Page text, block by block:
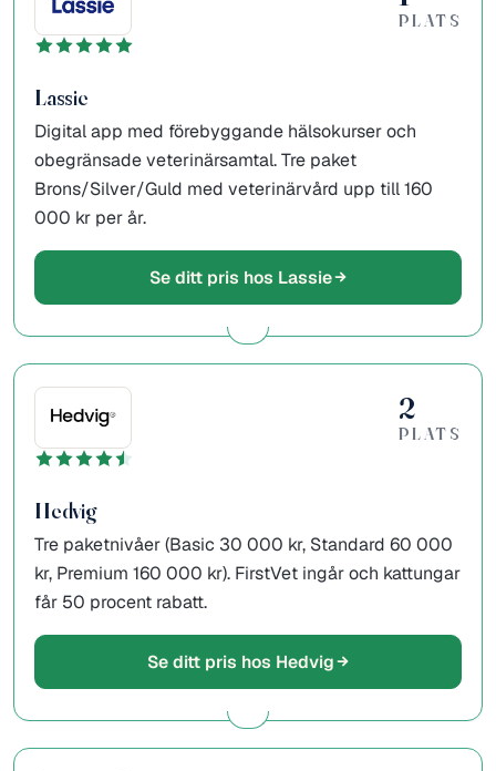
PLATS
Lassie
Digital app med förebyggande hälsokurser och
obegränsade veterinärsamtal. Tre paket
Brons/Silver/Guld med veterinärvård upp till 160
000 kr per år.
Se ditt pris hos Lassie
2
PLATS
Hedvig
Tre paketnivåer (Basic 30 000 kr, Standard 60 000
kr, Premium 160 000 kr). FirstVet ingår och kattungar
får 50 procent rabatt.
Se ditt pris hos Hedvig